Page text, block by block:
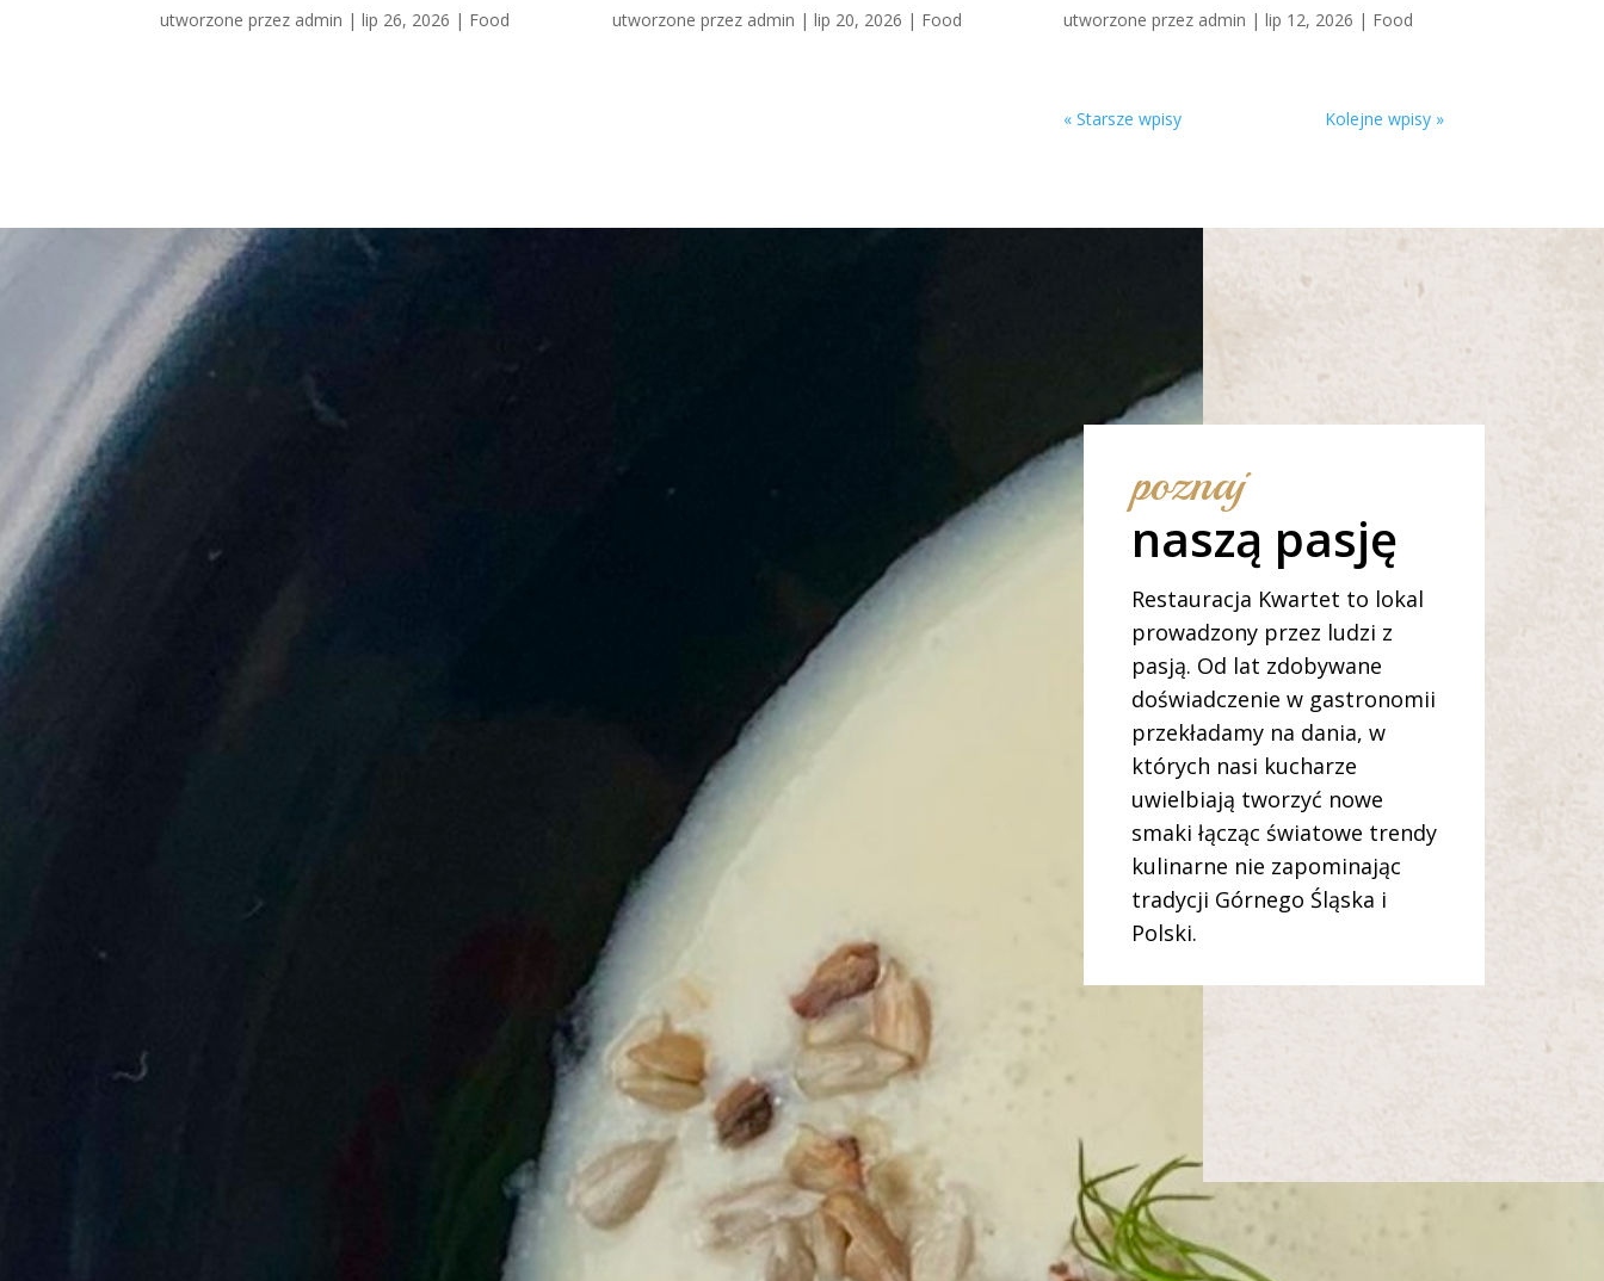
utworzone przez admin |lip 26, 2026 | Food utworzone przez admin | lip 20, 2026 | Food utworzone przez admin | lip 12, 2026 | Food
« Starsze wpisy Kolejne wpisy »
poznaj
naszą pasję
Restauracja Kwartet to lokal
prowadzony przez ludzi z
pasją. Od lat zdobywane
doświadczenie w gastronomii
przekładamy na dania, w
których nasi kucharze
uwielbiają tworzyć nowe
smaki łącząc światowe trendy
kulinarne nie zapominając
tradycji Górnego Śląska i
Polski.